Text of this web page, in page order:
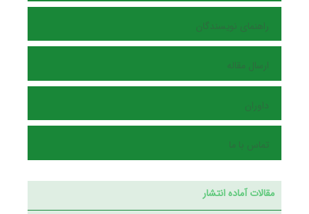
راهنمای نویسندگان
ارسال مقاله
داوران
تماس با ما
مقالات آماده انتشار